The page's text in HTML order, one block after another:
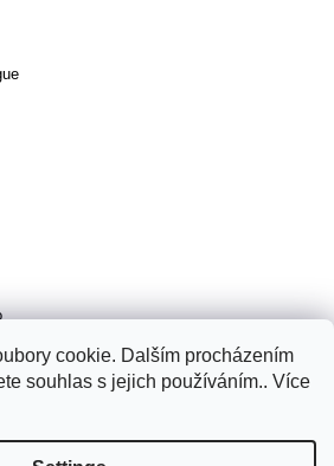
cookie. Dalším procházením
souhlas s jejich používáním.. Více